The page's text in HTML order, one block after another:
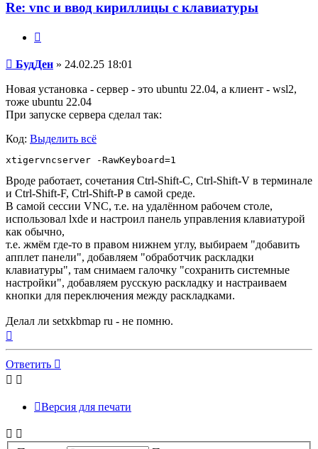
Re: vnc и ввод кириллицы с клавиатуры
Сообщение
БудДен » 24.02.25 18:01
Новая установка - сервер - это ubuntu 22.04, а клиент - wsl2,
тоже ubuntu 22.04
При запуске сервера сделал так:
Код: Выделить всё
Вроде работает, сочетания Ctrl-Shift-C, Ctrl-Shift-V в терминале
и Ctrl-Shift-F, Ctrl-Shift-P в самой среде.
В самой сессии VNC, т.е. на удалённом рабочем столе,
использовал lxde и настроил панель управления клавиатурой
как обычно,
т.е. жмём где-то в правом нижнем углу, выбираем "добавить
апплет панели", добавляем "обработчик раскладки
клавиатуры", там снимаем галочку "сохранить системные
настройки", добавляем русскую раскладку и настраиваем
кнопки для переключения между раскладками.
Делал ли setxkbmap ru - не помню.
началу
Ответить
Версия для печати